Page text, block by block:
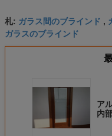
札: ガラス間のブラインド ,
ガラスのブラインド
ア
内